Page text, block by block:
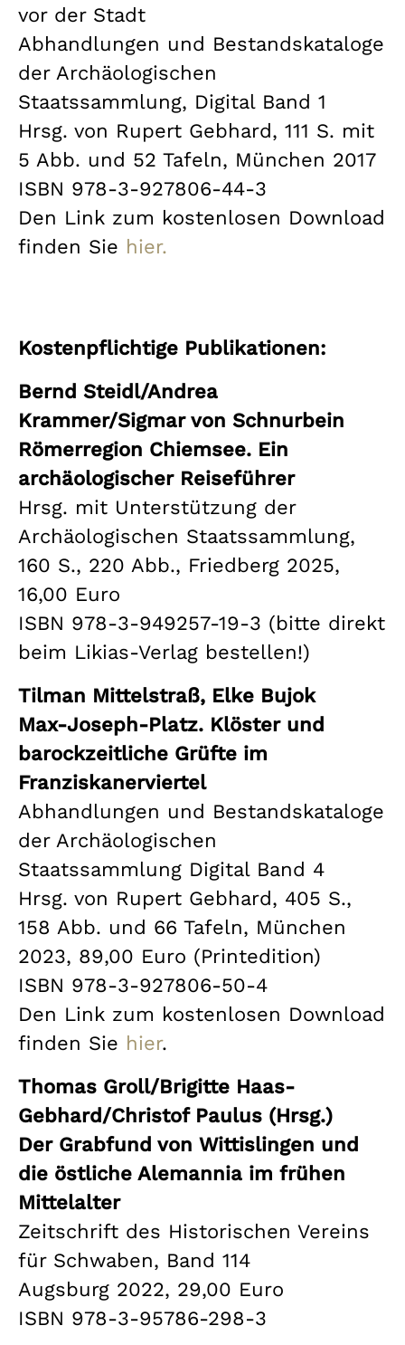
vor der Stadt
Abhandlungen und Bestandskataloge
der Archäologischen
Staatssammlung, Digital Band 1
Hrsg. von Rupert Gebhard, 111 S. mit
5 Abb. und 52 Tafeln, München 2017
ISBN 978-3-927806-44-3
Den Link zum kostenlosen Download
finden Sie hier.
Kostenpflichtige Publikationen:
Bernd Steidl/Andrea
Krammer/Sigmar von Schnurbein
Römerregion Chiemsee. Ein
archäologischer Reiseführer
Hrsg. mit Unterstützung der
Archäologischen Staatssammlung,
160 S., 220 Abb., Friedberg 2025,
16,00 Euro
ISBN 978-3-949257-19-3 (bitte direkt
beim Likias-Verlag bestellen!)
Tilman Mittelstraß, Elke Bujok
Max-Joseph-Platz. Klöster und
barockzeitliche Grüfte im
Franziskanerviertel
Abhandlungen und Bestandskataloge
der Archäologischen
Staatssammlung Digital Band 4
Hrsg. von Rupert Gebhard, 405 S.,
158 Abb. und 66 Tafeln, München
2023, 89,00 Euro (Printedition)
ISBN 978-3-927806-50-4
Den Link zum kostenlosen Download
finden Sie hier.
Thomas Groll/Brigitte Haas-
Gebhard/Christof Paulus (Hrsg.)
Der Grabfund von Wittislingen und
die östliche Alemannia im frühen
Mittelalter
Zeitschrift des Historischen Vereins
für Schwaben, Band 114
Augsburg 2022, 29,00 Euro
ISBN 978-3-95786-298-3